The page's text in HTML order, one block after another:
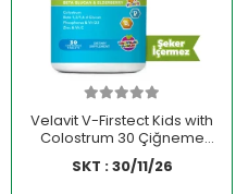
Velavit V-Firstect Kids with
Colostrum 30 Çiğneme
Tableti
SKT : 30/11/26